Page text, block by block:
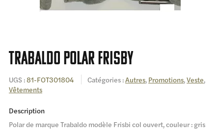
TRABALDO Polar Frisby
UGS :81-FOT301804 Catégories :Autres, Promotions,Veste,
Vêtements
Description
Polar de marque Trabaldo modèle Frisbi col ouvert, couleur : gris